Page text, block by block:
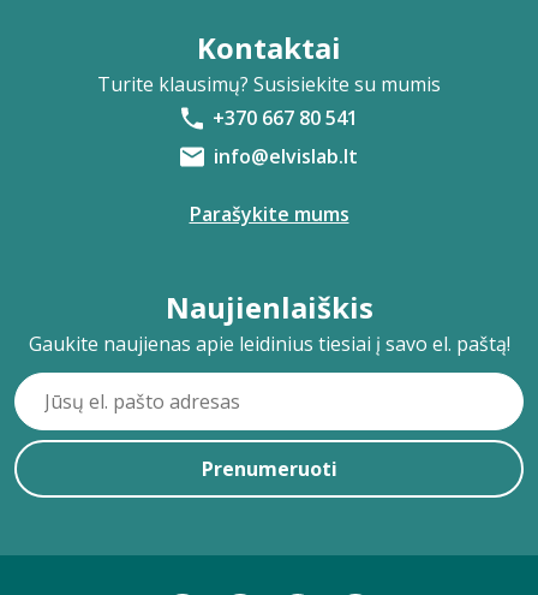
Kontaktai
Turite klausimų? Susisiekite su mumis
+370 667 80 541
info@elvislab.lt
Parašykite mums
Naujienlaiškis
Gaukite naujienas apie leidinius tiesiai į savo el. paštą!
Prenumeruoti